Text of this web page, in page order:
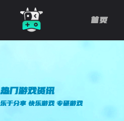
首页
热门游戏资讯
乐于分享 快乐游戏 专研游戏